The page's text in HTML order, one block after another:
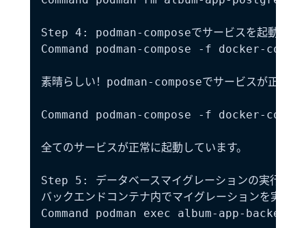
Step 4: podman-composeでサービスを起動
Command podman-compose -f docker-
素晴らしい！podman-composeでサービスが正常に
Command podman-compose -f docker-
全てのサービスが正常に起動しています。
Step 5: データベースマイグレーションの実行
バックエンドコンテナ内でマイグレーションを実行
Command podman exec album-app-